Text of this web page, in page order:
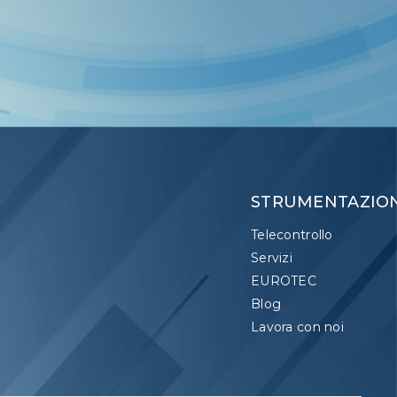
Telecontrollo
Servizi
EUROTEC
Blog
Lavora con noi